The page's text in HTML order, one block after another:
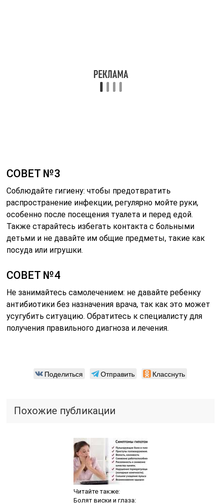
СОВЕТ №3
Соблюдайте гигиену: чтобы предотвратить
распространение инфекции, регулярно мойте руки,
особенно после посещения туалета и перед едой.
Также старайтесь избегать контакта с больными
детьми и не давайте им общие предметы, такие как
посуда или игрушки.
СОВЕТ №4
Не занимайтесь самолечением: не давайте ребенку
антибиотики без назначения врача, так как это может
усугубить ситуацию. Обратитесь к специалисту для
получения правильного диагноза и лечения.
Поделиться Отправить Класснуть
Похожие публикации
Читайте также:
Болят виски и глаза: